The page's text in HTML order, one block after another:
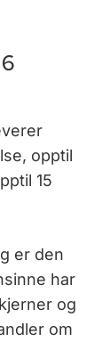
opptil
15
er den
har
og
om